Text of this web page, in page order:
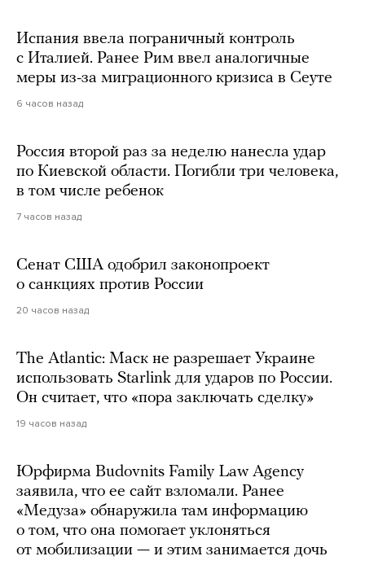
Испания ввела пограничный контроль
с Италией. Ранее Рим ввел аналогичные
меры из-за миграционного кризиса в Сеуте
6 часов назад
Россия второй раз за неделю нанесла удар
по Киевской области. Погибли три человека,
в том числе ребенок
7 часов назад
Сенат США одобрил законопроект
о санкциях против России
20 часов назад
The Atlantic: Маск не разрешает Украине
использовать Starlink для ударов по России.
Он считает, что «пора заключать сделку»
19 часов назад
Юрфирма Budovnits Family Law Agency
заявила, что ее сайт взломали. Ранее
«Медуза» обнаружила там информацию
о том, что она помогает уклоняться
от мобилизации — и этим занимается дочь